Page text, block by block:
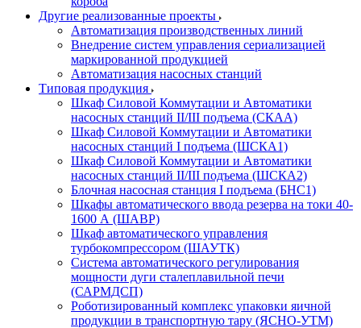
Другие реализованные проекты
Автоматизация производственных линий
Внедрение систем управления сериализацией
маркированной продукцией
Автоматизация насосных станций
Типовая продукция
Шкаф Силовой Коммутации и Автоматики
насосных станций II/III подъема (СКАА)
Шкаф Силовой Коммутации и Автоматики
насосных станций I подъема (ШСКА1)
Шкаф Силовой Коммутации и Автоматики
насосных станций II/III подъема (ШСКА2)
Блочная насосная станция I подъема (БНС1)
Шкафы автоматического ввода резерва на токи 40-
1600 А (ШАВР)
Шкаф автоматического управления
турбокомпрессором (ШАУТК)
Система автоматического регулирования
мощности дуги сталеплавильной печи
(САРМДСП)
Роботизированный комплекс упаковки яичной
продукции в транспортную тару (ЯСНО-УТМ)